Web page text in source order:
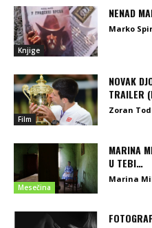
Knjige
NENAD
Marko
Film
NOVAK
TRAILER
Zoran
Mesečina
MARINA
U TEBI…
Marina